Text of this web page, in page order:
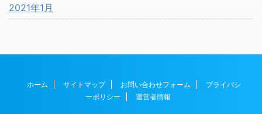
2021年1月
ホーム サイトマップ お問い合わせフォーム
プライバシ
ーポリシー
運営者情報